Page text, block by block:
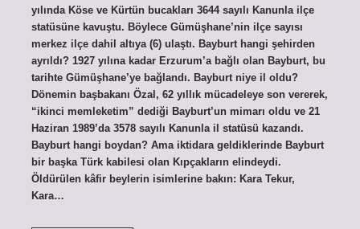
yılında Köse ve Kürtün bucakları 3644 sayılı Kanunla ilçe
statüsüne kavuştu. Böylece Gümüşhane’nin ilçe sayısı
merkez ilçe dahil altıya (6) ulaştı. Bayburt hangi şehirden
ayrıldı? 1927 yılına kadar Erzurum’a bağlı olan Bayburt, bu
tarihte Gümüşhane’ye bağlandı. Bayburt niye il oldu?
Dönemin başbakanı Özal, 62 yıllık mücadeleye son vererek,
“ikinci memleketim” dediği Bayburt’un mimarı oldu ve 21
Haziran 1989’da 3578 sayılı Kanunla il statüsü kazandı.
Bayburt hangi boydan? Ama iktidara geldiklerinde Bayburt
bir başka Türk kabilesi olan Kıpçakların elindeydi.
Öldürülen kâfir beylerin isimlerine bakın: Kara Tekur,
Kara…